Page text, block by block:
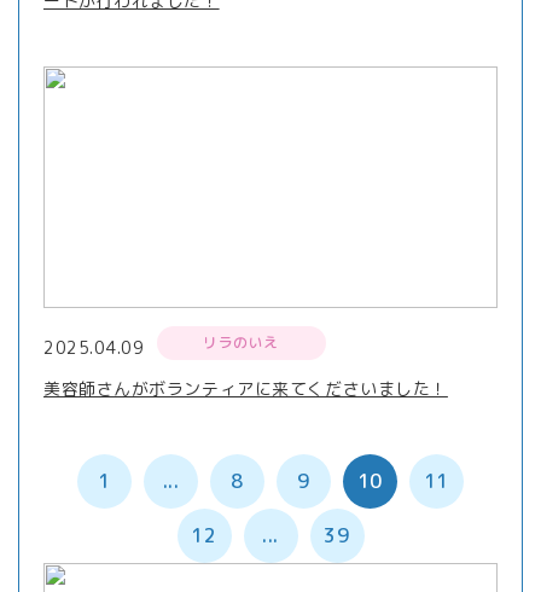
2025.04.09 リラのいえ
美容師さんがボランティアに来てくださいました！
1 ... 8 9 10 11
12 ... 39